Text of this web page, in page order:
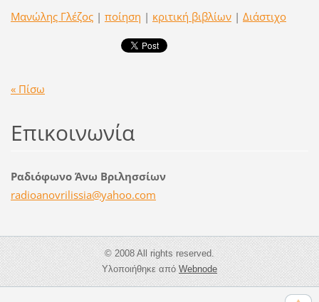
Μανώλης Γλέζος | ποίηση | κριτική βιβλίων | Διάστιχο
« Πίσω
Επικοινωνία
Ραδιόφωνο Άνω Βριλησσίων
radioanovrilissia@yahoo.com
© 2008 All rights reserved.
Υλοποιήθηκε απόWebnode